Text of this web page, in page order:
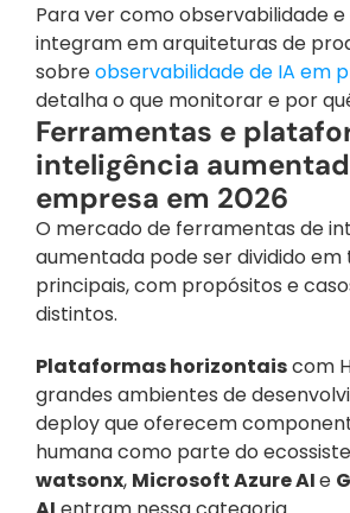
Para ver como observabilidade
integram em arquiteturas de
sobre observabilidade de IA em
detalha o que monitorar e por
Ferramentas e
inteligência
empresa em 2026
O mercado de ferramentas de
aumentada pode ser dividido
principais, com propósitos e
distintos.
Plataformas horizontais com
grandes ambientes de
deploy que oferecem
humana como parte do
watsonx, Microsoft Azure AI e